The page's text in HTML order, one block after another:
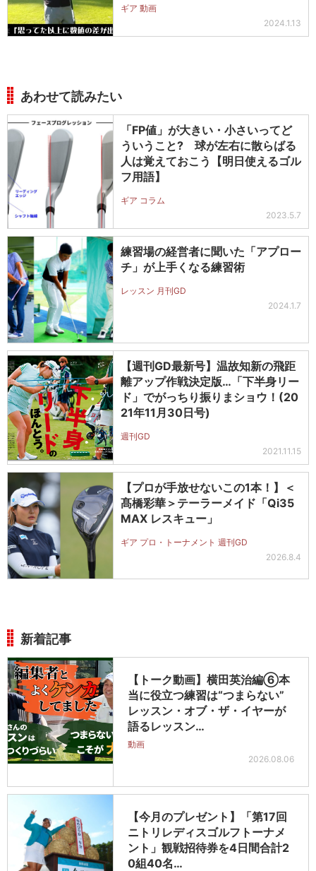
ギア 動画
2024.1.13
あわせて読みたい
「FP値」が大きい・小さいってど
ういうこと? 球が左右に散らばる
人は覚えておこう【明日使えるゴル
フ用語】
ギア コラム
2023.5.7
練習場の経営者に聞いた「アプロー
チ」が上手くなる練習術
レッスン 月刊GD
2024.1.7
【週刊GD最新号】温故知新の飛距
離アップ作戦決定版…「下半身リー
ド」でがっちり振りまショウ！(20
21年11月30日号)
週刊GD
2021.11.15
【プロが手放せないこの1本！】＜
髙橋彩華＞テーラーメイド「Qi35
MAX レスキュー」
ギア プロ・トーナメント 週刊GD
2026.8.4
新着記事
【トーク動画】横田英治編⑥本
当に役立つ練習は“つまらない”
レッスン・オブ・ザ・イヤーが
語るレッスン…
動画
2026.08.06
【今月のプレゼント】「第17回
ニトリレディスゴルフトーナメ
ント」観戦招待券を4日間合計2
0組40名…